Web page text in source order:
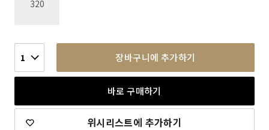
320재고없음
1 장바구니에 추가하기
바로 구매하기
위시리스트에 추가하기